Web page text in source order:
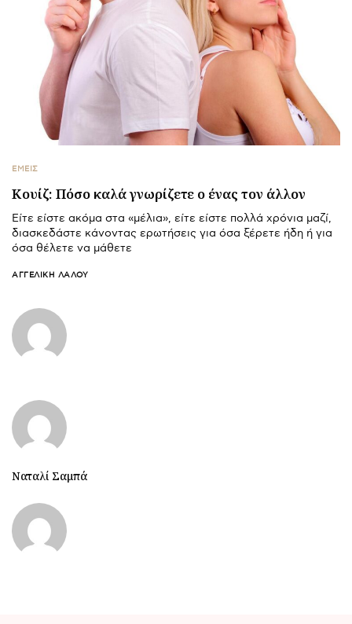
ΕΜΕΙΣ
Κουίζ: Πόσο καλά γνωρίζετε ο ένας τον άλλον
Είτε είστε ακόμα στα «μέλια», είτε είστε πολλά χρόνια μαζί,
διασκεδάστε κάνοντας ερωτήσεις για όσα ξέρετε ήδη ή για
όσα θέλετε να μάθετε
ΑΓΓΕΛΙΚΉ ΛΆΛΟΥ
Ναταλί Σαμπά